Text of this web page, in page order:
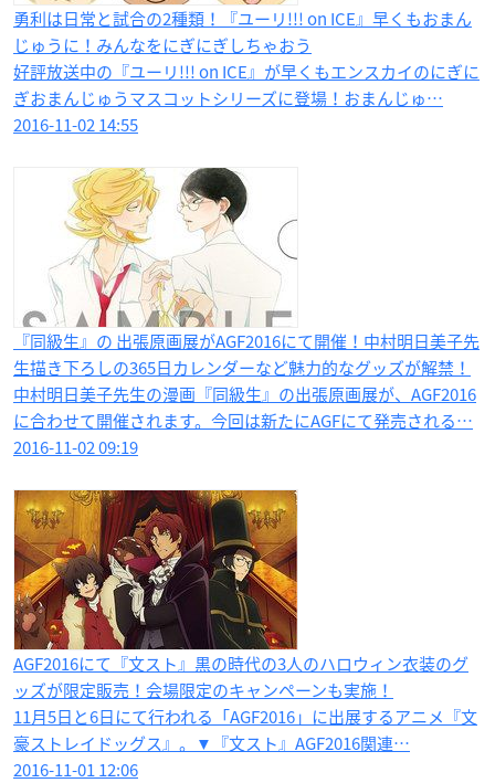
勇利は日常と試合の2種類！『ユーリ!!! on ICE』早くもおまん
じゅうに！みんなをにぎにぎしちゃおう
好評放送中の『ユーリ!!! on ICE』が早くもエンスカイのにぎに
ぎおまんじゅうマスコットシリーズに登場！おまんじゅ…
2016-11-02 14:55
『同級生』の 出張原画展がAGF2016にて開催！中村明日美子先
生描き下ろしの365日カレンダーなど魅力的なグッズが解禁！
中村明日美子先生の漫画『同級生』の出張原画展が、AGF2016
に合わせて開催されます。今回は新たにAGFにて発売される…
2016-11-02 09:19
AGF2016にて『文スト』黒の時代の3人のハロウィン衣装のグ
ッズが限定販売！会場限定のキャンペーンも実施！
11月5日と6日にて行われる「AGF2016」に出展するアニメ『文
豪ストレイドッグス』。▼『文スト』AGF2016関連…
2016-11-01 12:06